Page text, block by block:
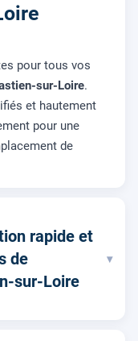
pour tous vos
sur-Loire.
et hautement
pour une
de
rapide et
de
sur-Loire
▾